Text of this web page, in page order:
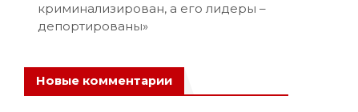
криминализирован, а его лидеры –
депортированы»
Новые комментарии